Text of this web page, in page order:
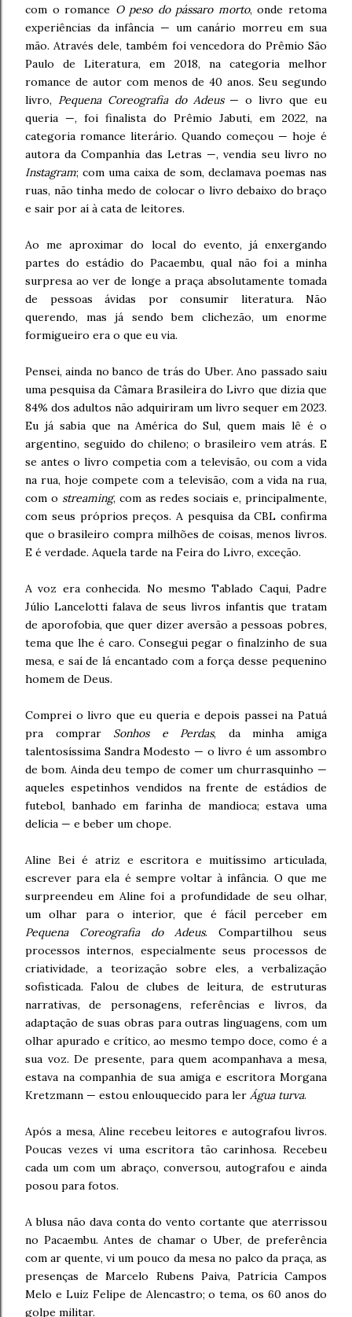
com o romance O peso do pássaro morto, onde retoma
experiências da infância — um canário morreu em sua
mão. Através dele, também foi vencedora do Prêmio São
Paulo de Literatura, em 2018, na categoria melhor
romance de autor com menos de 40 anos. Seu segundo
livro, Pequena Coreografia do Adeus— o livro que eu
queria —, foi finalista do Prêmio Jabuti, em 2022, na
categoria romance literário. Quando começou — hoje é
autora da Companhia das Letras —, vendia seu livro no
Instagram; com uma caixa de som, declamava poemas nas
ruas, não tinha medo de colocar o livro debaixo do braço
e sair por aí à cata de leitores.
Ao me aproximar do local do evento, já enxergando
partes do estádio do Pacaembu, qual não foi a minha
surpresa ao ver de longe a praça absolutamente tomada
de pessoas ávidas por consumir literatura. Não
querendo, mas já sendo bem clichezão, um enorme
formigueiro era o que eu via.
Pensei, ainda no banco de trás do Uber. Ano passado saiu
uma pesquisa da Câmara Brasileira do Livro que dizia que
84% dos adultos não adquiriram um livro sequer em 2023.
Eu já sabia que na América do Sul, quem mais lê é o
argentino, seguido do chileno; o brasileiro vem atrás. E
se antes o livro competia com a televisão, ou com a vida
na rua, hoje compete com a televisão, com a vida na rua,
com o streaming, com as redes sociais e, principalmente,
com seus próprios preços. A pesquisa da CBL confirma
que o brasileiro compra milhões de coisas, menos livros.
E é verdade. Aquela tarde na Feira do Livro, exceção.
A voz era conhecida. No mesmo Tablado Caqui, Padre
Júlio Lancelotti falava de seus livros infantis que tratam
de aporofobia, que quer dizer aversão a pessoas pobres,
tema que lhe é caro. Consegui pegar o finalzinho de sua
mesa, e saí de lá encantado com a força desse pequenino
homem de Deus.
Comprei o livro que eu queria e depois passei na Patuá
pra comprar Sonhos e Perdas, da minha amiga
talentosíssima Sandra Modesto — o livro é um assombro
de bom. Ainda deu tempo de comer um churrasquinho —
aqueles espetinhos vendidos na frente de estádios de
futebol, banhado em farinha de mandioca; estava uma
delícia — e beber um chope.
Aline Bei é atriz e escritora e muitíssimo articulada,
escrever para ela é sempre voltar à infância. O que me
surpreendeu em Aline foi a profundidade de seu olhar,
um olhar para o interior, que é fácil perceber em
Pequena Coreografia do Adeus. Compartilhou seus
processos internos, especialmente seus processos de
criatividade, a teorização sobre eles, a verbalização
sofisticada. Falou de clubes de leitura, de estruturas
narrativas, de personagens, referências e livros, da
adaptação de suas obras para outras linguagens, com um
olhar apurado e crítico, ao mesmo tempo doce, como é a
sua voz. De presente, para quem acompanhava a mesa,
estava na companhia de sua amiga e escritora Morgana
Kretzmann — estou enlouquecido para ler Água turva.
Após a mesa, Aline recebeu leitores e autografou livros.
Poucas vezes vi uma escritora tão carinhosa. Recebeu
cada um com um abraço, conversou, autografou e ainda
posou para fotos.
A blusa não dava conta do vento cortante que aterrissou
no Pacaembu. Antes de chamar o Uber, de preferência
com ar quente, vi um pouco da mesa no palco da praça, as
presenças de Marcelo Rubens Paiva, Patrícia Campos
Melo e Luiz Felipe de Alencastro; o tema, os 60 anos do
golpe militar.